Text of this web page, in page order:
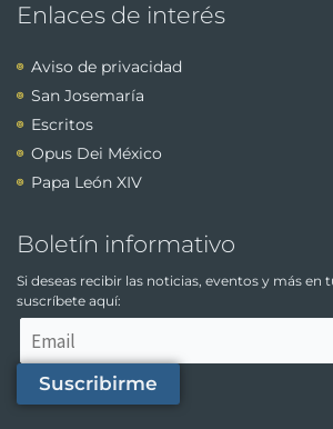
Enlaces de interés
Aviso de privacidad
San Josemaría
Escritos
Opus Dei México
Papa León XIV
Boletín informativo
Si deseas recibir las noticias, eventos y más en
suscríbete aquí:
Suscribirme